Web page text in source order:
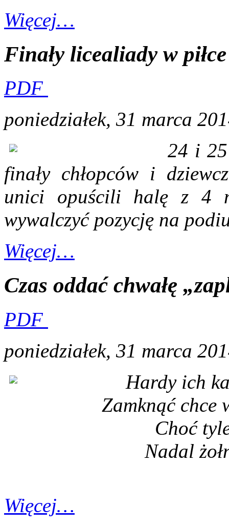
Więcej…
Finały licealiady w
PDF
poniedziałek, 31 marca
24 i
finały chłopców i
unici opuścili halę z 4
wywalczyć pozycję na
Więcej…
Czas oddać chwałę
PDF
poniedziałek, 31 marca
Hardy ich
Zamknąć chce
Choć
Nadal
Więcej…